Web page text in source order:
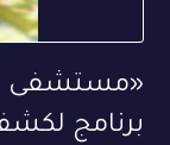
«مستشفى
برنامج